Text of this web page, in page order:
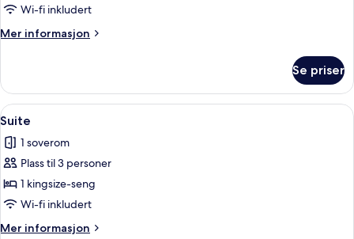
Wi-fi inkludert
Mer informasjon
Mer
Se priser
Åpne
alle
bildene
av
Suite
Safe på rommet, skrivebord,
15
Suite
1 soverom
Plass til 3 personer
1 kingsize-seng
Wi-fi inkludert
Mer informasjon
Mer